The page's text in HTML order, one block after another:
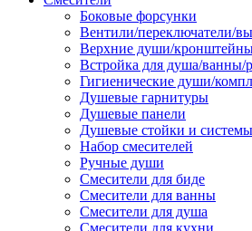
Боковые форсунки
Вентили/переключатели/
Верхние души/
Встройка для душа/ванны/
Гигиенические души/
Душевые гарнитуры
Душевые панели
Душевые стойки и системы
Набор смесителей
Ручные души
Смесители для биде
Смесители для ванны
Смесители для душа
Смесители для кухни